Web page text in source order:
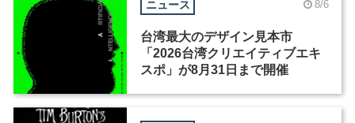
ニュース 8/6
台湾最大のデザイン見本市
「2026台湾クリエイティブエキ
スポ」が8月31日まで開催